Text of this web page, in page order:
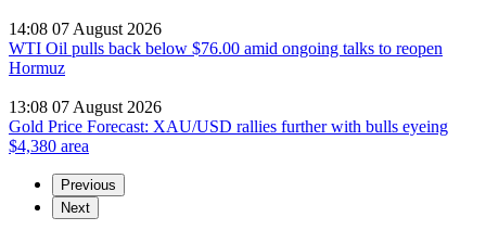
14:08 07 August 2026
WTI Oil pulls back below $76.00 amid ongoing talks to reopen
Hormuz
13:08 07 August 2026
Gold Price Forecast: XAU/USD rallies further with bulls eyeing
$4,380 area
Previous
Next